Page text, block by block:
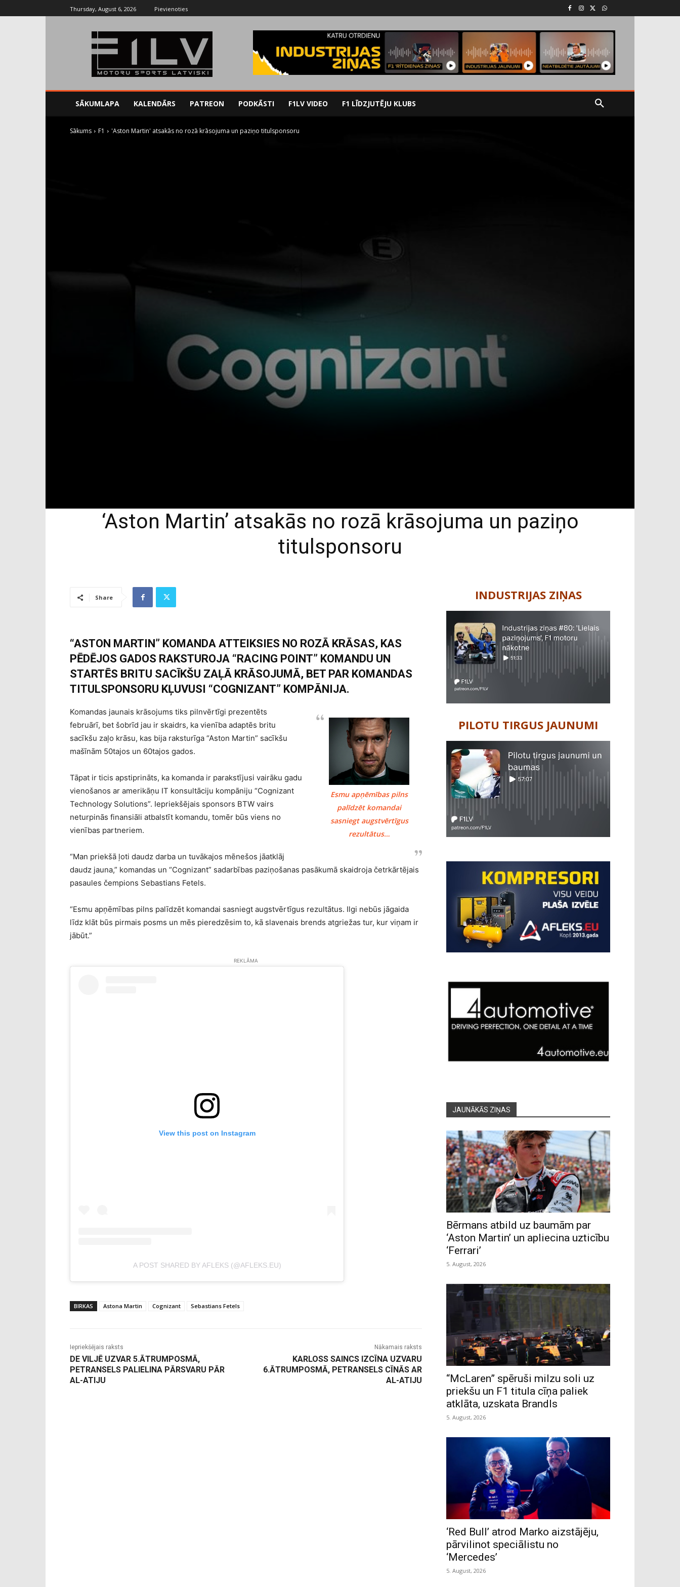
Thursday, August 6, 2026 Pievienoties
SĀKUMLAPA KALENDĀRS PATREON PODKĀSTI F1LV VIDEO F1 LĪDZJUTĒJU KLUBS
Sākums F1 'Aston Martin' atsakās no rozā krāsojuma un paziņo titulsponsoru
‘Aston Martin’ atsakās no rozā krāsojuma un paziņo
titulsponsoru
Share
“ASTON MARTIN” KOMANDA ATTEIKSIES NO ROZĀ KRĀSAS, KAS
PĒDĒJOS GADOS RAKSTUROJA “RACING POINT” KOMANDU UN
STARTĒS BRITU SACĪKŠU ZAĻĀ KRĀSOJUMĀ, BET PAR KOMANDAS
TITULSPONSORU KĻUVUSI “COGNIZANT” KOMPĀNIJA.
Esmu apņēmības pilns
palīdzēt komandai
sasniegt augstvērtīgus
rezultātus…
Komandas jaunais krāsojums tiks pilnvērtīgi prezentēts
februārī, bet šobrīd jau ir skaidrs, ka vienība adaptēs britu
sacīkšu zaļo krāsu, kas bija raksturīga “Aston Martin” sacīkšu
mašīnām 50tajos un 60tajos gados.
Tāpat ir ticis apstiprināts, ka komanda ir parakstījusi vairāku gadu
vienošanos ar amerikāņu IT konsultāciju kompāniju “Cognizant
Technology Solutions”. Iepriekšējais sponsors BTW vairs
neturpinās finansiāli atbalstīt komandu, tomēr būs viens no
vienības partneriem.
“Man priekšā ļoti daudz darba un tuvākajos mēnešos jāatklāj
daudz jauna,” komandas un “Cognizant” sadarbības paziņošanas pasākumā skaidroja četrkārtējais
pasaules čempions Sebastians Fetels.
“Esmu apņēmības pilns palīdzēt komandai sasniegt augstvērtīgus rezultātus. Ilgi nebūs jāgaida
līdz klāt būs pirmais posms un mēs pieredzēsim to, kā slavenais brends atgriežas tur, kur viņam ir
jābūt.”
REKLĀMA
View this post on Instagram
A POST SHARED BY AFLEKS (@AFLEKS.EU)
BIRKAS Astona Martin Cognizant Sebastians Fetels
Iepriekšējais raksts
DE VILJĒ UZVAR 5.ĀTRUMPOSMĀ,
PETRANSELS PALIELINA PĀRSVARU PĀR
AL-ATIJU
Nākamais raksts
KARLOSS SAINCS IZCĪNA UZVARU
6.ĀTRUMPOSMĀ, PETRANSELS CĪNĀS AR
AL-ATIJU
INDUSTRIJAS ZIŅAS
PILOTU TIRGUS JAUNUMI
JAUNĀKĀS ZIŅAS
Bērmans atbild uz baumām par
‘Aston Martin’ un apliecina uzticību
‘Ferrari’
5. August, 2026
“McLaren” spēruši milzu soli uz
priekšu un F1 titula cīņa paliek
atklāta, uzskata Brandls
5. August, 2026
‘Red Bull’ atrod Marko aizstājēju,
pārvilinot speciālistu no
‘Mercedes’
5. August, 2026